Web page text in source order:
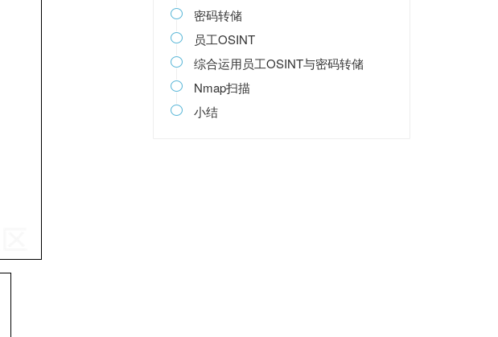
 密码转储
 员工OSINT
 综合运用员工OSINT与密码转储
 Nmap扫描
 小结